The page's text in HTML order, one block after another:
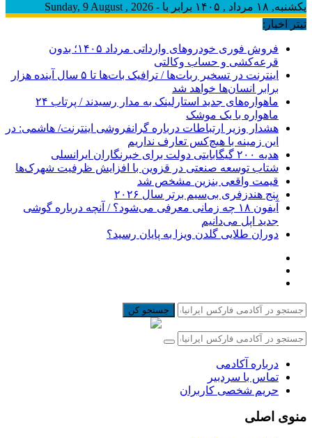
یکشنبه, ۱۸ مرداد , ۱۴۰۵ برابر با - Sunday, 9 August , 2026
تیتر اخبار:
فروش فوری خودروهای وارداتی مرداد ۱۴۰۵؛ بدون
قرعه‌کشی و حساب وکالتی
اینترنت در تسخیر ربات‌ها / ترافیک بات‌ها تا ۵ سال آینده هزار
برابر انسان‌ها خواهد شد
ماهواره‌های جدید استارلینک به مدار رسیدند / پرتاب ۲۴
ماهواره با یک موشک
هشدار وزیر ارتباطات درباره گرانفروشی اینترنت/ هاشمی: در
این زمینه با هیچ‌کس تعارف نداریم
هدیه ۲۰۰ گیگابایتی دولت برای خبرنگاران ایرانسلی
شتاب توسعه صنعتی در قزوین با افزایش ظرفیت شهرک‌ها
قیمت واقعی بنزین مشخص شد
پنج هندزفری بی‌سیم برتر سال ۲۰۲۶
آیفون ۱۸ چه زمانی معرفی می‌شود؟ / آنچه درباره گوشی
جدید اپل می‌دانیم
دوران طلایی گلدن ویزا به پایان رسید؟
جستجو کن
درباره آکادمی
تماس با سردبیر
حریم شخصی کاربران
منوی اصلی